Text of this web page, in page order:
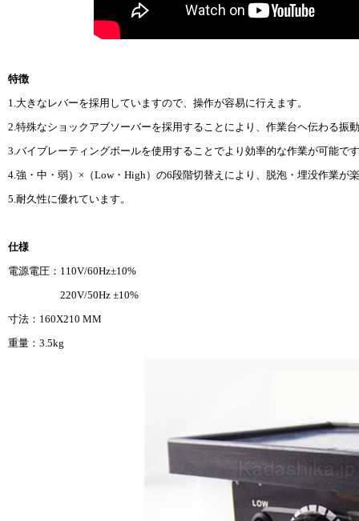
特徴
1.大きなレバーを採用していますので、操作が容易に行えます。
2.特殊なショックアブソーバーを採用することにより、作業台ヘ伝わる振
3.バイブレーティングボールを使用することでより効率的な作業が可能で
4.強・中・弱）×（Low・High）の6段階切替えにより、脱泡・埋没作業が
5.耐久性に優れています。
仕様
電源電圧：110V/60Hz±10%
220V/50Hz ±10%
寸法：160X210 MM
重量：3.5kg